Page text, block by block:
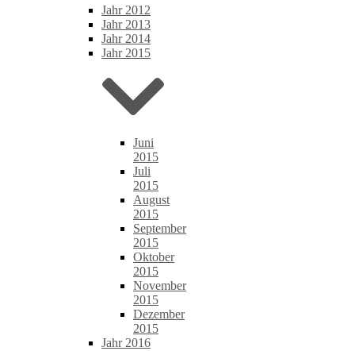
Jahr 2012
Jahr 2013
Jahr 2014
Jahr 2015
Juni
2015
Juli
2015
August
2015
September
2015
Oktober
2015
November
2015
Dezember
2015
Jahr 2016